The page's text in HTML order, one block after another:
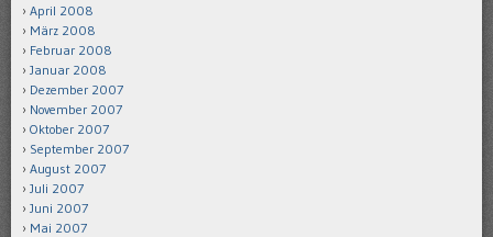
April 2008
März 2008
Februar 2008
Januar 2008
Dezember 2007
November 2007
Oktober 2007
September 2007
August 2007
Juli 2007
Juni 2007
Mai 2007